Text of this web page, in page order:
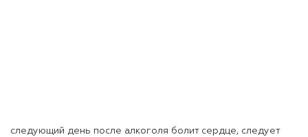
следующий день после алкоголя болит сердце, следует